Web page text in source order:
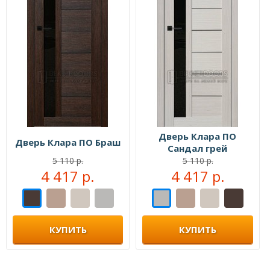
Дверь Клара ПО Браш
5 110 р.
4 417 р.
КУПИТЬ
Дверь Клара ПО
Сандал грей
5 110 р.
4 417 р.
КУПИТЬ